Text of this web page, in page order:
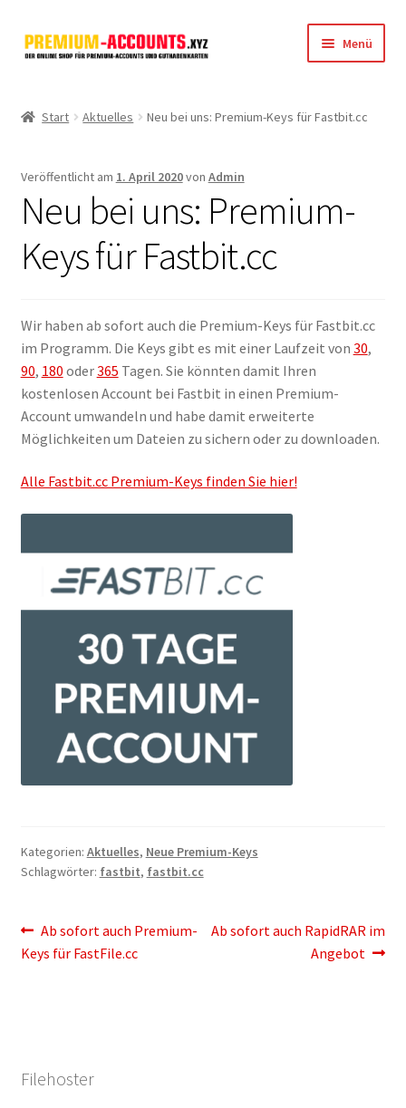
Zur
Navigation
Zum
Inhalt
Menü
FileFox.cc
Xubster
HotLink
VipFile.cc
FAQ – Häufige Fragen
Impressum
Versandinfos
Zahlungsarten
Start Aktuelles Neu bei uns: Premium-Keys für Fastbit.cc
Veröffentlicht am 1. April 2020von Admin
Neu bei uns: Premium-
Keys für Fastbit.cc
Wir haben ab sofort auch die Premium-Keys für Fastbit.cc
im Programm. Die Keys gibt es mit einer Laufzeit von 30,
90, 180 oder365 Tagen. Sie könnten damit Ihren
kostenlosen Account bei Fastbit in einen Premium-
Account umwandeln und habe damit erweiterte
Möglichkeiten um Dateien zu sichern oder zu downloaden.
Alle Fastbit.cc Premium-Keys finden Sie hier!
Kategorien: Aktuelles, Neue Premium-Keys
Schlagwörter: fastbit, fastbit.cc
Beitragsnavigation
Vorheriger
Beitrag:
Ab sofort auch Premium-
Keys für FastFile.cc
Nächster
Ab sofort auch RapidRAR im
Angebot
Filehoster